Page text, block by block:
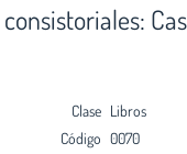
consistoriales:
Clase Libros
Código 0070